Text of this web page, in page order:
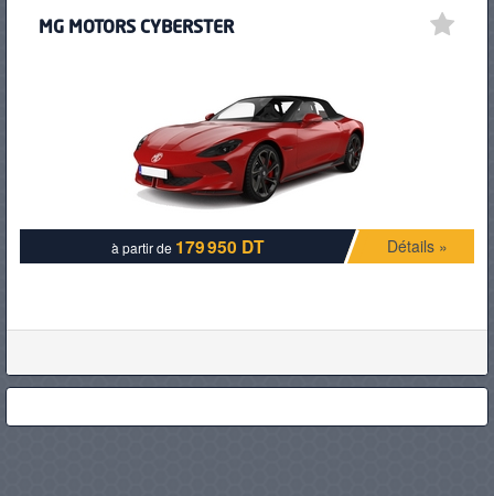
MG MOTORS CYBERSTER
à partir de 179 950 DT Détails »